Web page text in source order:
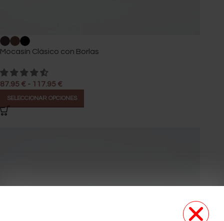
Mocasín Clásico con Borlas
87.95 € - 117.95 €
SELECCIONAR OPCIONES